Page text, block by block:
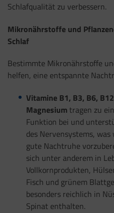
Schlafqualität zu verbessern.
Mikronährstoffe und
Schlaf
Bestimmte Mikronährstoffe
helfen, eine entspannte
Vitamine B1, B3, B6,
Magnesiumtragen zu
Funktion bei und
des Nervensystems,
gute Nachtruhe
sich unter anderem in
Vollkornprodukten,
Fisch und grünem
besonders reichlich in
Spinat enthalten.